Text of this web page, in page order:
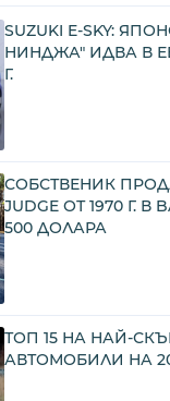
SUZUKI E-SKY:
НИНДЖА" ИДВА В
Г.
СОБСТВЕНИК
JUDGE ОТ 1970 Г. В
500 ДОЛАРА
ТОП 15 НА НАЙ-
АВТОМОБИЛИ НА